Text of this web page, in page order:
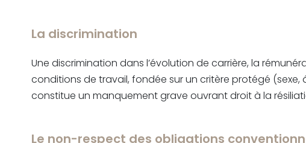
La discrimination
Une discrimination dans l’évolution de carrière, la
conditions de travail, fondée sur un critère protégé
constitue un manquement grave ouvrant droit à la
Le non-respect des obligations